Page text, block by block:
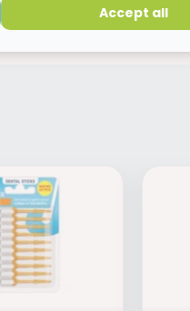
Accept all